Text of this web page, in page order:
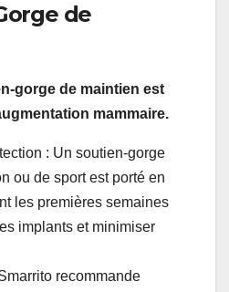
de
gorge de maintien est
mammaire.
: Un soutien-gorge
ou de sport est porté en
les premières semaines
implants et minimiser
recommande